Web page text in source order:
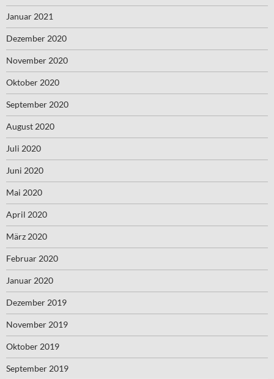
Januar 2021
Dezember 2020
November 2020
Oktober 2020
September 2020
August 2020
Juli 2020
Juni 2020
Mai 2020
April 2020
März 2020
Februar 2020
Januar 2020
Dezember 2019
November 2019
Oktober 2019
September 2019